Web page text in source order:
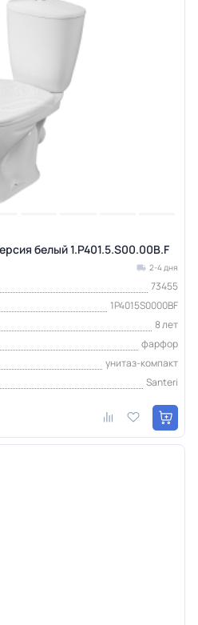
белый 1.P401.5.S00.00B.F
2-4 дня
73455
1P4015S0000BF
8 лет
фарфор
унитаз-компакт
Santeri